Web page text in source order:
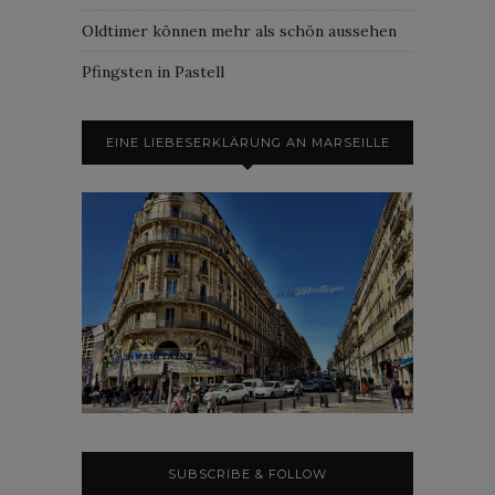
Oldtimer können mehr als schön aussehen
Pfingsten in Pastell
EINE LIEBESERKLÄRUNG AN MARSEILLE
SUBSCRIBE & FOLLOW